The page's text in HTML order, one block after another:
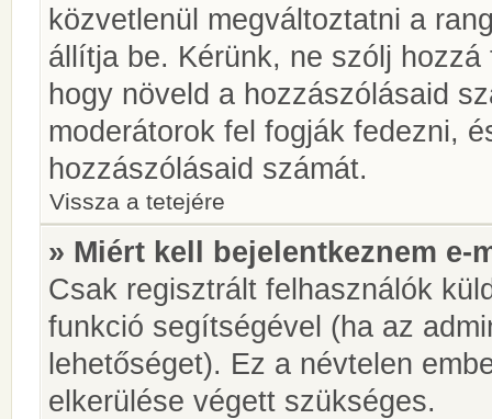
közvetlenül megváltoztatni a
állítja be. Kérünk, ne szólj
hogy növeld a hozzászólásaid
moderátorok fel fogják fedezni,
hozzászólásaid számát.
Vissza a tetejére
» Miért kell bejelentkeznem e-
Csak regisztrált felhasználók
funkció segítségével (ha az
lehetőséget). Ez a névtelen
elkerülése végett szükséges.